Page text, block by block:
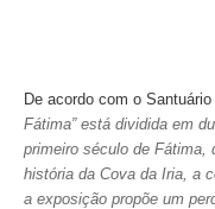
Castelos Templários e
Tours meio dia
Tour de meio-dia em
De acordo com o
Fátima” está dividida em
primeiro século de Fátima,
história da Cova da Iria, a
a exposição propõe um